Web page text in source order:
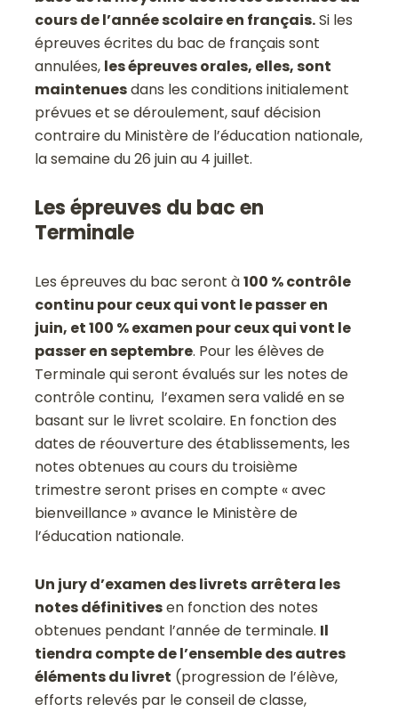
cours de l’année scolaire en français.Si les
épreuves écrites du bac de français sont
annulées, les épreuves orales, elles, sont
maintenuesdans les conditions initialement
prévues et se déroulement, sauf décision
contraire du Ministère de l’éducation nationale,
la semaine du 26 juin au 4 juillet.
Les épreuves du bac en
Terminale
Les épreuves du bac seront à100 % contrôle
continu pour ceux qui vont le passer en
juin, et 100 % examen pour ceux qui vont le
passer en septembre. Pour les élèves de
Terminale qui seront évalués sur les notes de
contrôle continu, l’examen sera validé en se
basant sur le livret scolaire. En fonction des
dates de réouverture des établissements, les
notes obtenues au cours du troisième
trimestre seront prises en compte « avec
bienveillance » avance le Ministère de
l’éducation nationale.
Un jury d’examen des livrets arrêtera les
notes définitivesen fonction des notes
obtenues pendant l’année de terminale. Il
tiendra compte de l’ensemble des autres
éléments du livret (progression de l’élève,
efforts relevés par le conseil de classe,